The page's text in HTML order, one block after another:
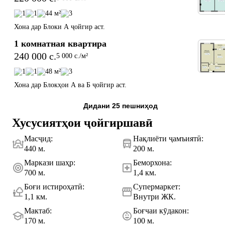
1 1 44 м²
3
Хона дар Блоки А ҷойгир аст.
1 комнатная квартира
240 000 c.5 000 c./м²
1 1 48 м²
3
Хона дар Блокҳои А ва Б ҷойгир аст.
Дидани 25 пешниҳод
Хусусиятҳои ҷойгиршавӣ
Масҷид:
440 м.
Нақлиёти ҷамъиятӣ:
200 м.
Маркази шаҳр:
700 м.
Беморхона:
1,4 км.
Боғи истироҳатӣ:
1,1 км.
Супермаркет:
Внутри ЖК.
Мактаб:
170 м.
Боғчаи кӯдакон:
100 м.